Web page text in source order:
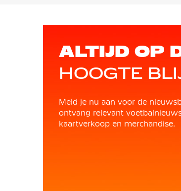
ALTIJD OP
HOOGTE
Meld je nu aan voor de
ontvang relevant
kaartverkoop en merchandise.